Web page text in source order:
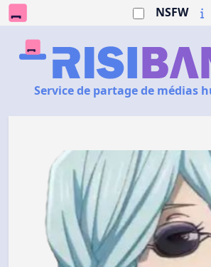
NSFW
Service de partage de médias